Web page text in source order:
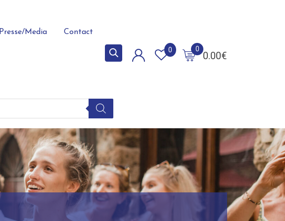
Presse/Media Contact
0.00€
0
0